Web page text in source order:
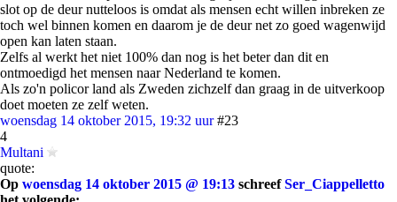
slot op de deur nutteloos is omdat als mensen echt willen inbreken ze
toch wel binnen komen en daarom je de deur net zo goed wagenwijd
open kan laten staan.
Zelfs al werkt het niet 100% dan nog is het beter dan dit en
ontmoedigd het mensen naar Nederland te komen.
Als zo'n policor land als Zweden zichzelf dan graag in de uitverkoop
doet moeten ze zelf weten.
woensdag 14 oktober 2015, 19:32 uur #23
4
Multani
quote:
Op woensdag 14 oktober 2015 @ 19:13 schreefSer_Ciappelletto